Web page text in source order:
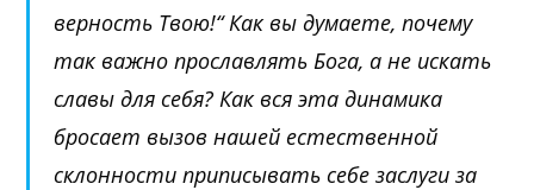
верность Твою!“ Как вы думаете, почему
так важно прославлять Бога, а не искать
славы для себя? Как вся эта динамика
бросает вызов нашей естественной
склонности приписывать себе заслуги за